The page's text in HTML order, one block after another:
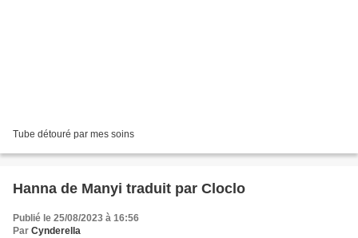
Tube détouré par mes soins
Hanna de Manyi traduit par Cloclo
Publié le 25/08/2023 à 16:56
Par Cynderella